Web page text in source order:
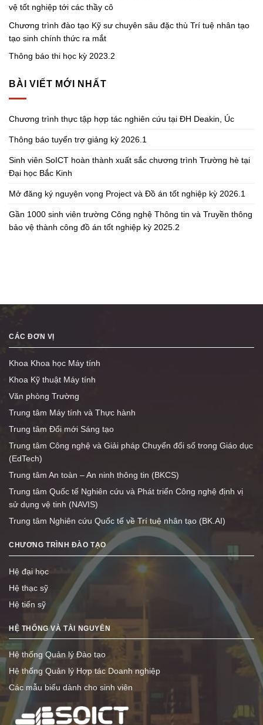
vệ tốt nghiệp tới các thầy cô
Chương trình đào tạo Kỹ sư chuyên sâu đặc thù Trí tuệ nhân tạo
tạo sinh chính thức ra mắt
Thông báo thi học kỳ 2023.2
BÀI VIẾT MỚI NHẤT
Chương trình thực tập hợp tác nghiên cứu tại ĐH Deakin, Úc
Thông báo tuyển trợ giảng kỳ 2026.1
Sinh viên SoICT hoàn thành xuất sắc chương trình Trường hè tại
Đại học Bắc Kinh
Mở đăng ký nguyện vọng Project và Đồ án tốt nghiệp kỳ 2026.1
Gần 1000 sinh viên trường Công nghệ Thông tin và Truyền thông
bảo vệ thành công đồ án tốt nghiệp kỳ 2025.2
CÁC ĐƠN VỊ
Khoa Khoa học Máy tính
Khoa Kỹ thuật Máy tính
Văn phòng Trường
Trung tâm Máy tính và Thực hành
Trung tâm Đổi mới Sáng tạo
Trung tâm Công nghệ và Giải pháp Chuyển đổi số trong Giáo dục
(EdTech)
Trung tâm An toàn – An ninh thông tin (BKCS)
Trung tâm Quốc tế Nghiên cứu và Phát triển Công nghệ định vị
sử dụng vệ tinh (NAVIS)
Trung tâm Nghiên cứu Quốc tế về Trí tuệ nhân tạo (BK.AI)
CHƯƠNG TRÌNH ĐÀO TẠO
Hệ đại học
Hệ thạc sỹ
Hệ tiến sỹ
HỆ THỐNG VÀ TÀI NGUYÊN
Hệ thống Quản lý Đào tạo
Hệ thống Quản lý Hợp tác Doanh nghiệp
Các mẫu biểu dành cho sinh viên